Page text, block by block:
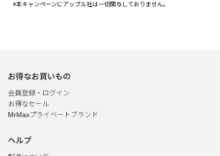
※本キャンペーンにアップル社は一切関与しておりません。
お得なお買いもの
会員登録・ログイン
お得なセール
MrMaxプライベートブランド
ヘルプ